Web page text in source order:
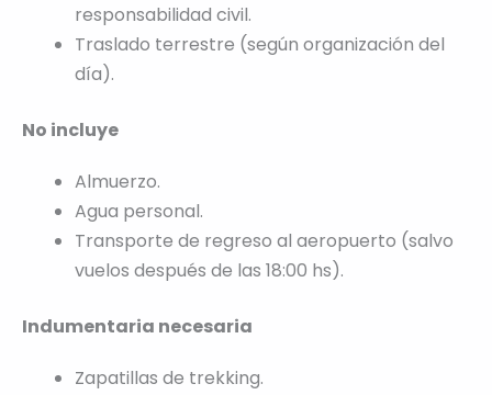
responsabilidad civil.
Traslado terrestre (según organización del
día).
No incluye
Almuerzo.
Agua personal.
Transporte de regreso al aeropuerto (salvo
vuelos después de las 18:00 hs).
Indumentaria necesaria
Zapatillas de trekking.